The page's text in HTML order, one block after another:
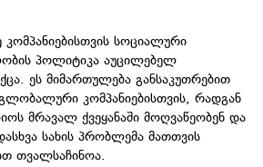
სოციალური
პოლიტიკა აუცილებელ
ეს მიმართულება განსაკუთრებით
კომპანიებისთვის, რადგან
მრავალ ქვეყანაში მოღვაწეობენ და
სახის პრობლემა მათთვის
თვალსაჩინოა.